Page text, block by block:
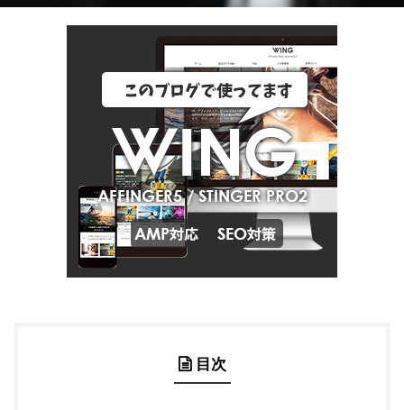
目次